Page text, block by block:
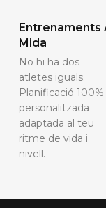
Entrenaments
Mida
No hi ha dos
atletes iguals.
Planificació 100%
personalitzada
adaptada al teu
ritme de vida i
nivell.